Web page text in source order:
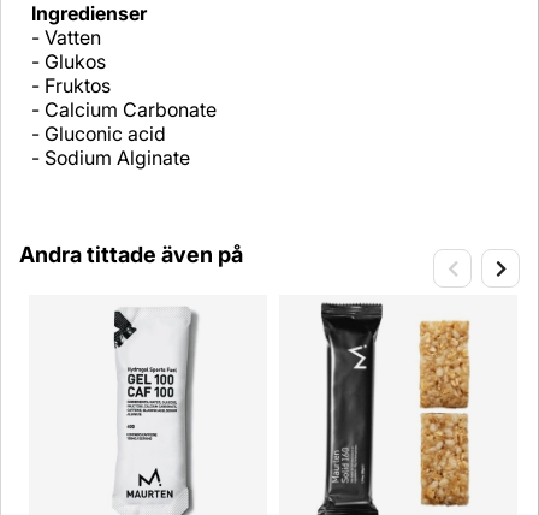
Ingredienser
- Vatten
- Glukos
- Fruktos
- Calcium Carbonate
- Gluconic acid
- Sodium Alginate
Andra tittade även på